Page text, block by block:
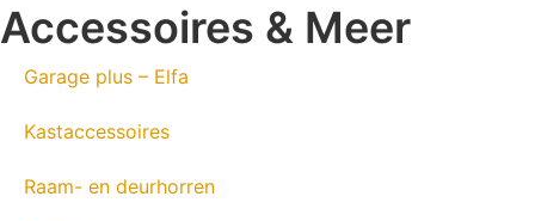
Accessoires & Meer
Garage plus – Elfa
Kastaccessoires
Raam- en deurhorren